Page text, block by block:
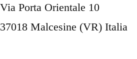
Via Porta Orientale 10
37018 Malcesine (VR) Italia